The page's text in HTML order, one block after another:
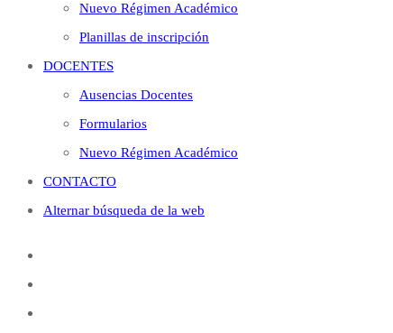
Nuevo Régimen Académico
Planillas de inscripción
DOCENTES
Ausencias Docentes
Formularios
Nuevo Régimen Académico
CONTACTO
Alternar búsqueda de la web